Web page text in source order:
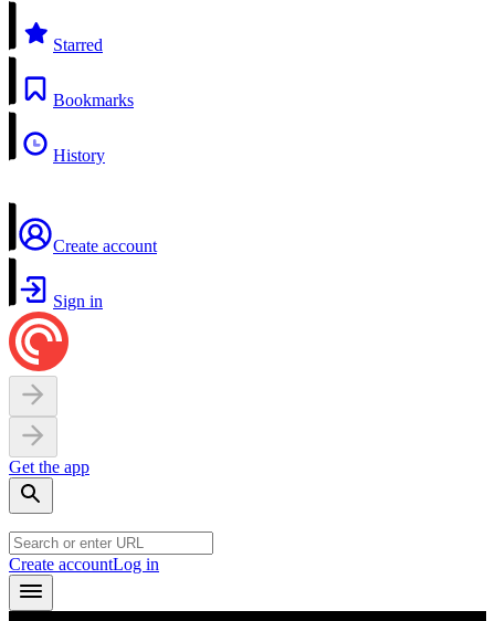
Starred
Bookmarks
History
Create account
Sign in
Get the app
Create accountLog in